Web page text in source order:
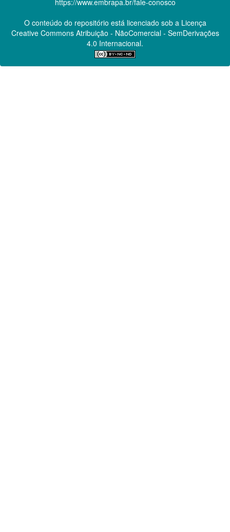
O conteúdo do repositório está licenciado sob a Licença
Creative CommonsAtribuição - NãoComercial - SemDerivações
4.0 Internacional.